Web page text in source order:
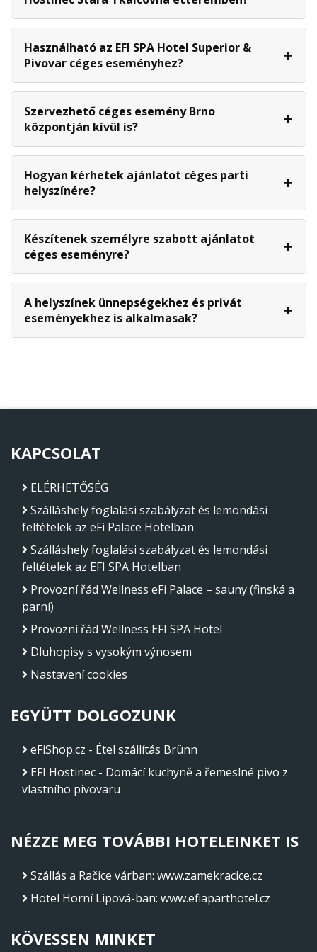
Használható az EFI SPA Hotel Superior &
Pivovar céges eseményhez?
Szervezhető céges esemény Brno
központján kívül is?
Hogyan kérhetek ajánlatot céges parti
helyszínére?
Készítenek személyre szabott ajánlatot
céges eseményre?
A helyszínek ünnepségekhez és privát
eseményekhez is alkalmasak?
KAPCSOLAT
ELÉRHETŐSÉG
Szálláshely foglalási szabályzat és lemondási
feltételek az eFi Palace Hotelban
Szálláshely foglalási szabályzat és lemondási
feltételek az EFI SPA Hotelban
Provozní řád Wellness eFi Palace – sauny (finská a
parní)
Provozní řád Wellness EFI SPA Hotel
Dluhopisy s vysokým výnosem
Nastavení cookies
EGYÜTT DOLGOZUNK
eFiShop.cz - Étel szállítás Brünn
EFI Hostinec - Domácí kuchyně a řemeslné pivo z
vlastního pivovaru
NÉZZE MEG TOVÁBBI HOTELEINKET IS
Szállás a Račice várban: www.zamekracice.cz
Hotel Horní Lipová-ban: www.efiaparthotel.cz
KÖVESSEN MINKET